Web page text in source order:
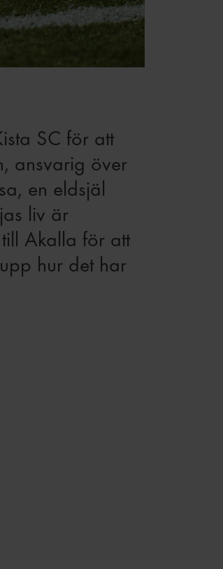
SC för att
ansvarig över
en eldsjäl
liv är
Akalla för att
hur det har